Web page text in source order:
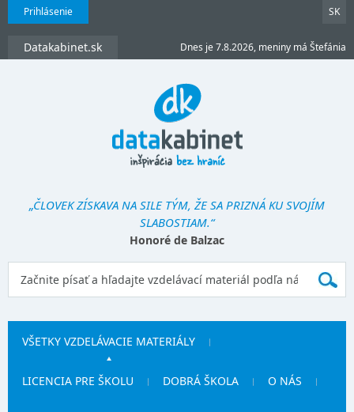
Prihlásenie SK
Datakabinet.sk Dnes je 7.8.2026, meniny má Štefánia
„ČLOVEK ZÍSKAVA NA SILE TÝM, ŽE SA PRIZNÁ KU SVOJÍM
SLABOSTIAM.“
Honoré de Balzac
VŠETKY VZDELÁVACIE MATERIÁLY
LICENCIA PRE ŠKOLU DOBRÁ ŠKOLA O NÁS